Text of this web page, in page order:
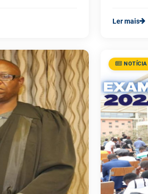
Ler mais
NOTÍCIA